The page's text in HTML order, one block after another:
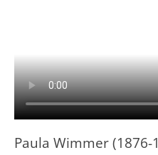
Paula Wimmer